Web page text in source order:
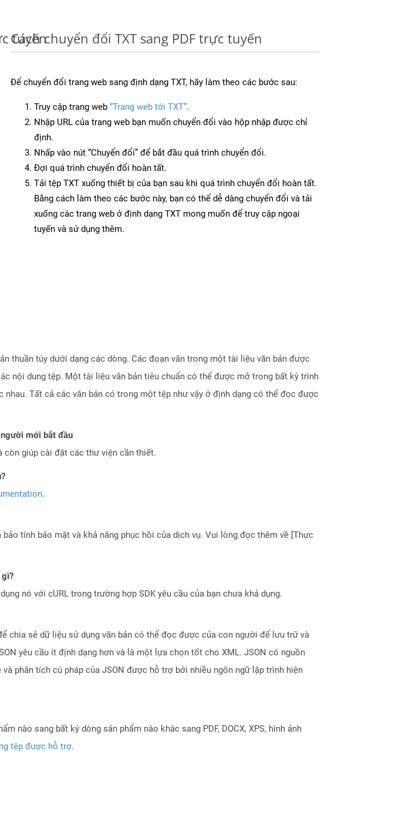
tuyến
Cách chuyển đổi TXT sang PDF trực tuyến
Để chuyển đổi trang web sang định dạng TXT, hãy làm theo các bước sau:
Truy cập trang web “Trang web tới TXT”.
Nhập URL của trang web bạn muốn chuyển đổi vào hộp nhập được chỉ
định.
Nhấp vào nút “Chuyển đổi” để bắt đầu quá trình chuyển đổi.
Đợi quá trình chuyển đổi hoàn tất.
Tải tệp TXT xuống thiết bị của bạn sau khi quá trình chuyển đổi hoàn tất.
Bằng cách làm theo các bước này, bạn có thể dễ dàng chuyển đổi và tải
xuống các trang web ở định dạng TXT mong muốn để truy cập ngoại
tuyến và sử dụng thêm.
thuần túy dưới dạng các dòng. Các đoạn văn trong một tài liệu văn bản được
nội dung tệp. Một tài liệu văn bản tiêu chuẩn có thể được mở trong bất kỳ trình
Tất cả các văn bản có trong một tệp như vậy ở định dạng có thể đọc được
người mới bắt đầu
còn giúp cài đặt các thư viện cần thiết.
.
tính bảo mật và khả năng phục hồi của dịch vụ. Vui lòng đọc thêm về [Thực
gì?
nó với cURL trong trường hợp SDK yêu cầu của bạn chưa khả dụng.
chia sẻ dữ liệu sử dụng văn bản có thể đọc được của con người để lưu trữ và
yêu cầu ít định dạng hơn và là một lựa chọn tốt cho XML. JSON có nguồn
phân tích cú pháp của JSON được hỗ trợ bởi nhiều ngôn ngữ lập trình hiện
nào sang bất kỳ dòng sản phẩm nào khác sang PDF, DOCX, XPS, hình ảnh
tệp được hỗ trợ.